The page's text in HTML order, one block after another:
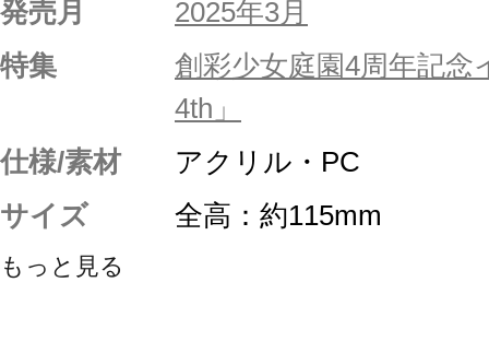
発売月
2025年3月
特集
創彩少女庭園4周年記
4th」
仕様/素材
アクリル・PC
サイズ
全高：約115mm
もっと見る